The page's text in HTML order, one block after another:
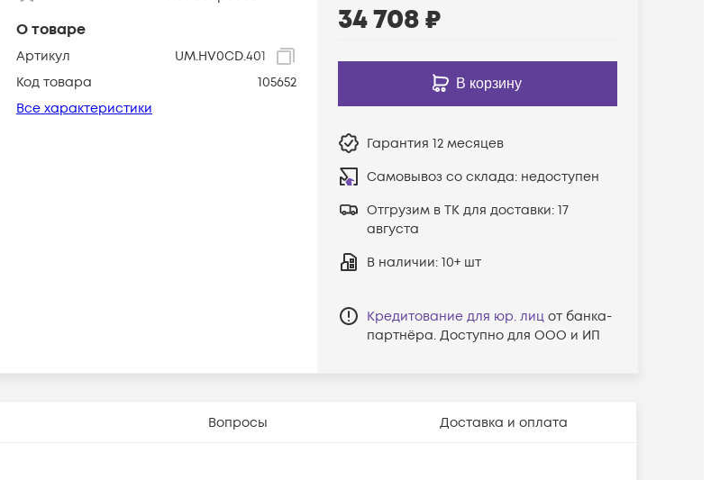
О товаре
Артикул
UM.HV0CD.401
Код товара
105652
Все характеристики
34 708₽
В корзину
Гарантия 12 месяцев
Самовывоз со склада: недоступен
Отгрузим в ТК для доставки: 17
августа
В наличии: 10+ шт
Кредитование для юр. лиц от банка-
партнёра. Доступно для ООО и ИП
Вопросы Доставка и оплата